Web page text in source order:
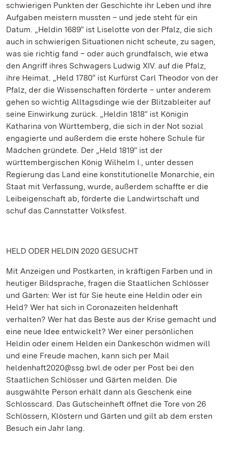
schwierigen Punkten der Geschichte ihr Leben und ihre
Aufgaben meistern mussten – und jede steht für ein
Datum. „Heldin 1689“ ist Liselotte von der Pfalz, die sich
auch in schwierigen Situationen nicht scheute, zu sagen,
was sie richtig fand – oder auch grundfalsch, wie etwa
den Angriff ihres Schwagers Ludwig XIV. auf die Pfalz,
ihre Heimat. „Held 1780“ ist Kurfürst Carl Theodor von der
Pfalz, der die Wissenschaften förderte – unter anderem
gehen so wichtig Alltagsdinge wie der Blitzableiter auf
seine Einwirkung zurück. „Heldin 1818“ ist Königin
Katharina von Württemberg, die sich in der Not sozial
engagierte und außerdem die erste höhere Schule für
Mädchen gründete. Der „Held 1819“ ist der
württembergischen König Wilhelm I., unter dessen
Regierung das Land eine konstitutionelle Monarchie, ein
Staat mit Verfassung, wurde, außerdem schaffte er die
Leibeigenschaft ab, förderte die Landwirtschaft und
schuf das Cannstatter Volksfest.
HELD ODER HELDIN 2020 GESUCHT
Mit Anzeigen und Postkarten, in kräftigen Farben und in
heutiger Bildsprache, fragen die Staatlichen Schlösser
und Gärten: Wer ist für Sie heute eine Heldin oder ein
Held? Wer hat sich in Coronazeiten heldenhaft
verhalten? Wer hat das Beste aus der Krise gemacht und
eine neue Idee entwickelt? Wer einer persönlichen
Heldin oder einem Helden ein Dankeschön widmen will
und eine Freude machen, kann sich per Mail
heldenhaft2020@ssg.bwl.de oder per Post bei den
Staatlichen Schlösser und Gärten melden. Die
ausgwählte Person erhält dann als Geschenk eine
Schlosscard. Das Gutscheinheft öffnet die Tore von 26
Schlössern, Klöstern und Gärten und gilt ab dem ersten
Besuch ein Jahr lang.